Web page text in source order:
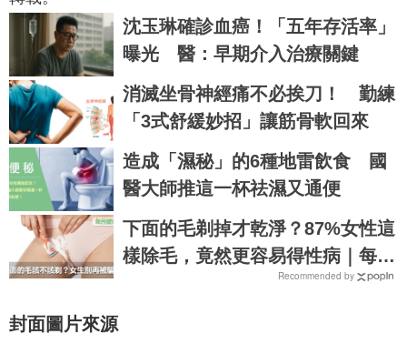
沈玉琳確診血癌！「五年存活率」
曝光 醫：早期介入治療關鍵
消滅坐骨神經痛不必挨刀！ 勤練
「3式舒緩妙招」讓筋骨軟回來
造成「濕秘」的6種地雷飲食 國
醫大師推這一杯祛濕又通便
下面的毛剃掉才乾淨？87%女性這
樣除毛，竟然更容易得性病｜每日
Recommended by
封面圖片來源